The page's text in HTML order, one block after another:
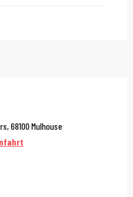
68100 Mulhouse